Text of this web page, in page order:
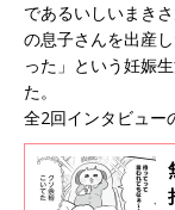
であるいしいまき
の息子さんを出産
った」という妊娠
た。
全2回インタビュー